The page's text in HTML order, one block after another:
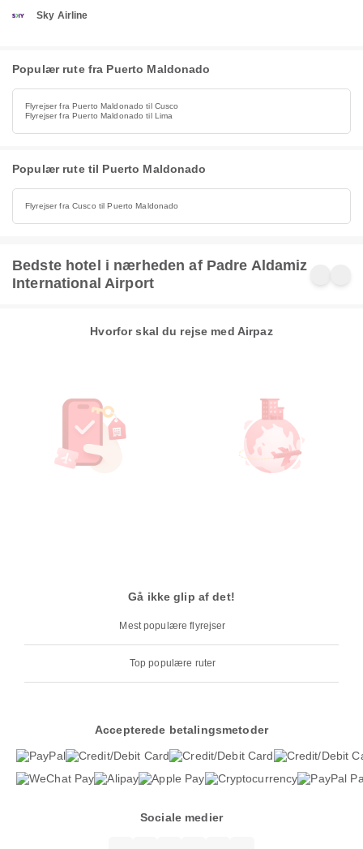
Sky Airline
Populær rute fra Puerto Maldonado
Flyrejser fra Puerto Maldonado til Cusco
Flyrejser fra Puerto Maldonado til Lima
Populær rute til Puerto Maldonado
Flyrejser fra Cusco til Puerto Maldonado
Bedste hotel i nærheden af Padre Aldamiz
International Airport
Hvorfor skal du rejse med Airpaz
Gå ikke glip af det!
Mest populære flyrejser
Top populære ruter
Accepterede betalingsmetoder
Sociale medier